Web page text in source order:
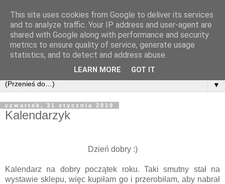
▼
czwartek, 31 stycznia 2019
Kalendarzyk
Dzień dobry :)
Kalendarz na dobry początek roku. Taki smutny stał na
wystawie sklepu, więc kupiłam go i przerobiłam, aby nabrał
This site uses cookies from Google to deliver its services
and to analyze traffic. Your IP address and user-agent are
shared with Google along with performance and security
metrics to ensure quality of service, generate usage
statistics, and to detect and address abuse.
LEARN MORE GOT IT